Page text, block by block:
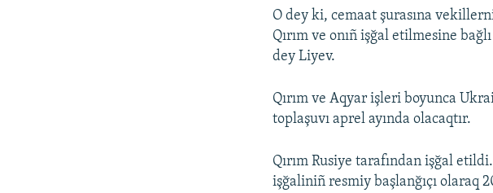
O dey ki, cemaat şurasına
Qırım ve onıñ işğal etilmesine
dey Liyev.
Qırım ve Aqyar işleri boyunca
toplaşuvı aprel ayında olacaqtır.
Qırım Rusiye tarafından işğal
işğaliniñ resmiy başlanğıçı olaraq